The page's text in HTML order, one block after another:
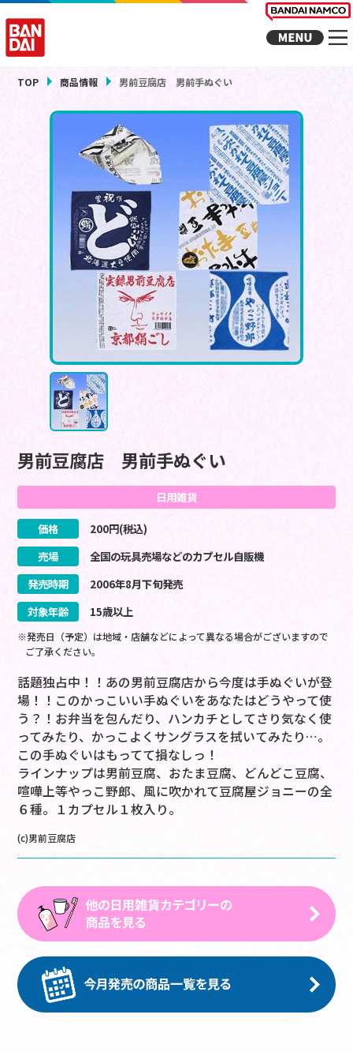
TOP 商品情報 男前豆腐店 男前手ぬぐい
男前豆腐店 男前手ぬぐい
日用雑貨
価格 200円(税込)
売場
全国の玩具売場などのカプセル自販機
発売時期
2006年8月下旬発売
対象年齢
15歳以上
※発売日（予定）は地域・店舗などによって異なる場合がございますので
ご了承ください。
話題独占中！！あの男前豆腐店から今度は手ぬぐいが登
場！！このかっこいい手ぬぐいをあなたはどうやって使
う？！お弁当を包んだり、ハンカチとしてさり気なく使
ってみたり、かっこよくサングラスを拭いてみたり…。
この手ぬぐいはもってて損なしっ！
ラインナップは男前豆腐、おたま豆腐、どんどこ豆腐、
喧嘩上等やっこ野郎、風に吹かれて豆腐屋ジョニーの全
６種。１カプセル１枚入り。
(c)男前豆腐店